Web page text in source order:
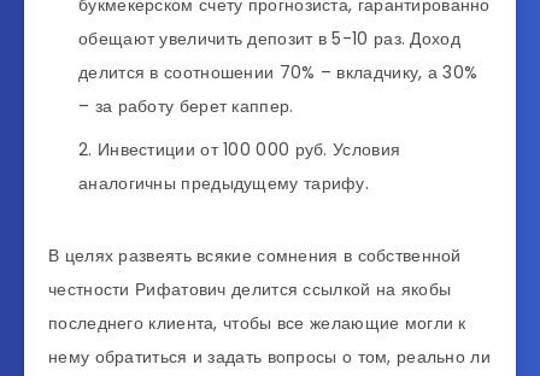
обещают увеличить депозит в 5-10 раз. Доход
делится в соотношении 70% – вкладчику, а 30%
– за работу берет каппер.
Инвестиции от 100 000 руб. Условия
аналогичны предыдущему тарифу.
В целях развеять всякие сомнения в собственной
честности Рифатович делится ссылкой на якобы
последнего клиента, чтобы все желающие могли к
нему обратиться и задать вопросы о том, реально ли